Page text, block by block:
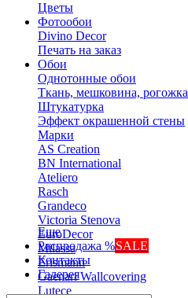
Цветы
Фотообои
Divino Decor
Печать на заказ
Обои
Однотонные обои
Ткань, мешковина, рогожка
Штукатурка
Эффект окрашенной стены
Марки
AS Creation
BN International
Ateliero
Rasch
Grandeco
Victoria Stenova
EuroDecor
Milassa
Erismann
Gaenari Wallcovering
Lutece
Еще
Распродажа %SALE
Контакты
Галерея